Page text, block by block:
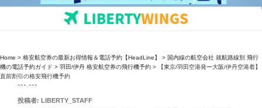
Home > 格安航空券の最新お得情報＆電話予約【HeadLine】 > 国内線の航空会社 就航路線別 飛行
機の電話予約ガイド > 羽田/伊丹 格安航空券の飛行機予約 >
【東京/羽田空港発ー大阪/伊丹空港着】
直前割引の格安飛行機予約
``` ```
投
投稿者: LIBERTY_STAFF